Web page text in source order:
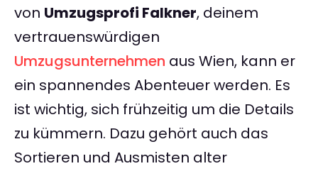
von Umzugsprofi Falkner, deinem
vertrauenswürdigen
Umzugsunternehmen aus Wien, kann er
ein spannendes Abenteuer werden. Es
ist wichtig, sich frühzeitig um die Details
zu kümmern. Dazu gehört auch das
Sortieren und Ausmisten alter